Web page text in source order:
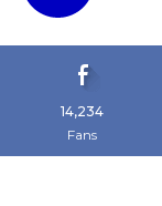
14,234
Fans